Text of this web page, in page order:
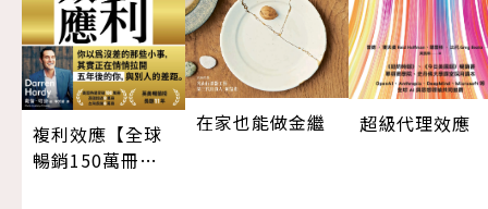
複利效應【全球
暢銷150萬冊・
在家也能做金繼 超級代理效應